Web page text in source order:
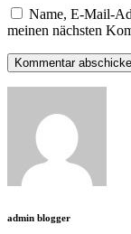
Name, E-Mail-
meinen nächsten
Kommentar
admin blogger